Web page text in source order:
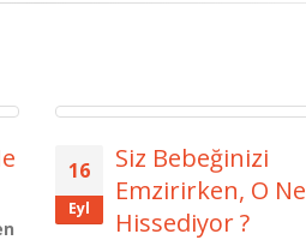
02
Ara
Bebeğinizin Zeka
Gelişimi İçin
Dikkat